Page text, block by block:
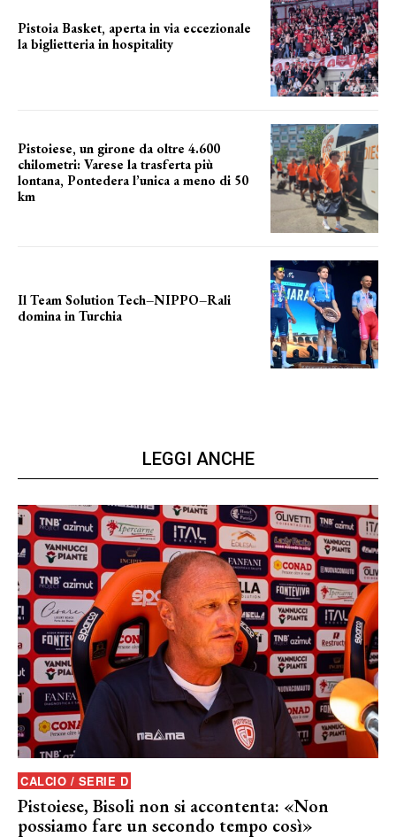
Pistoia Basket, aperta in via eccezionale
la biglietteria in hospitality
Pistoiese, un girone da oltre 4.600
chilometri: Varese la trasferta più
lontana, Pontedera l’unica a meno di 50
km
Il Team Solution Tech–NIPPO–Rali
domina in Turchia
LEGGI ANCHE
CALCIO / SERIE D
Pistoiese, Bisoli non si accontenta: «Non
possiamo fare un secondo tempo così»